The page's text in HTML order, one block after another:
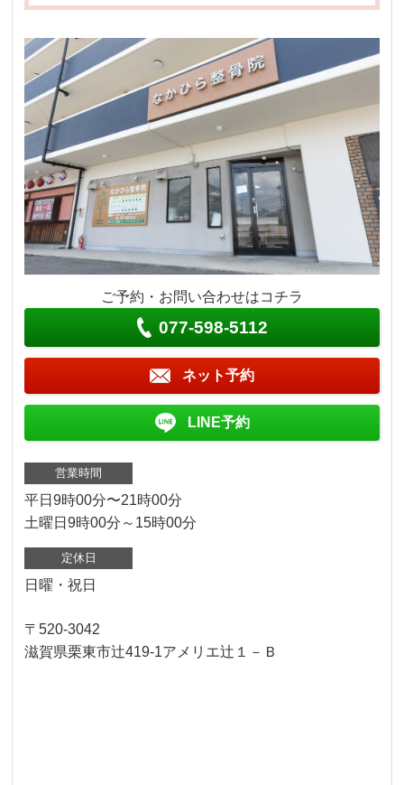
ご予約・お問い合わせはコチラ
077-598-5112
ネット予約
LINE予約
営業時間
平日9時00分〜21時00分
土曜日9時00分～15時00分
定休日
日曜・祝日
〒520-3042
滋賀県栗東市辻419-1アメリエ辻１－Ｂ